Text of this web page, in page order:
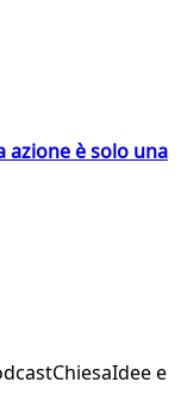
azione è solo una
ChiesaIdee e